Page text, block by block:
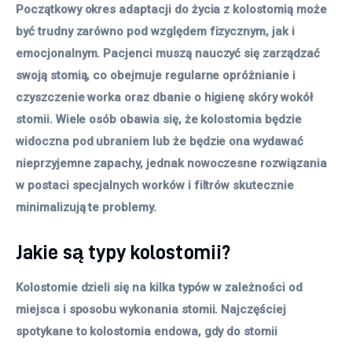
Początkowy okres adaptacji do życia z kolostomią może
być trudny zarówno pod względem fizycznym, jak i
emocjonalnym. Pacjenci muszą nauczyć się zarządzać
swoją stomią, co obejmuje regularne opróżnianie i
czyszczenie worka oraz dbanie o higienę skóry wokół
stomii. Wiele osób obawia się, że kolostomia będzie
widoczna pod ubraniem lub że będzie ona wydawać
nieprzyjemne zapachy, jednak nowoczesne rozwiązania
w postaci specjalnych worków i filtrów skutecznie
minimalizują te problemy.
Jakie są typy kolostomii?
Kolostomie dzieli się na kilka typów w zależności od
miejsca i sposobu wykonania stomii. Najczęściej
spotykane to kolostomia endowa, gdy do stomii